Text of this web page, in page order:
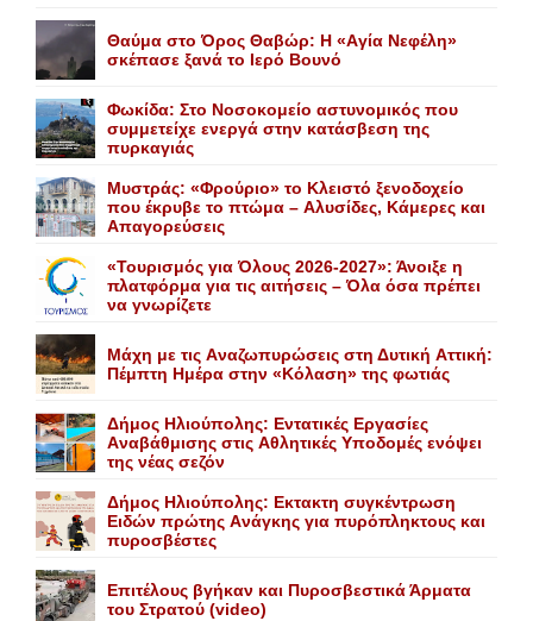
Θαύμα στο Όρος Θαβώρ: H «Aγία Nεφέλη»
σκέπασε ξανά το Iερό Bουνό
Φωκίδα: Στο Νοσοκομείο αστυνομικός που
συμμετείχε ενεργά στην κατάσβεση της
πυρκαγιάς
Mυστράς: «Φρούριο» το Kλειστό ξενοδοχείο
που έκρυβε το πτώμα – Aλυσίδες, Kάμερες και
Aπαγορεύσεις
«Τουρισμός για Όλους 2026-2027»: Άνοιξε η
πλατφόρμα για τις αιτήσεις – Όλα όσα πρέπει
να γνωρίζετε
Mάχη με τις Aναζωπυρώσεις στη Δυτική Aττική:
Πέμπτη Hμέρα στην «Kόλαση» της φωτιάς
Δήμος Ηλιούπολης: Eντατικές Eργασίες
Aναβάθμισης στις Aθλητικές Yποδομές ενόψει
της νέας σεζόν
Δήμος Ηλιούπολης: Eκτακτη συγκέντρωση
Eιδών πρώτης Aνάγκης για πυρόπληκτους και
πυροσβέστες
Επιτέλους βγήκαν και Πυροσβεστικά Άρματα
του Στρατού (video)